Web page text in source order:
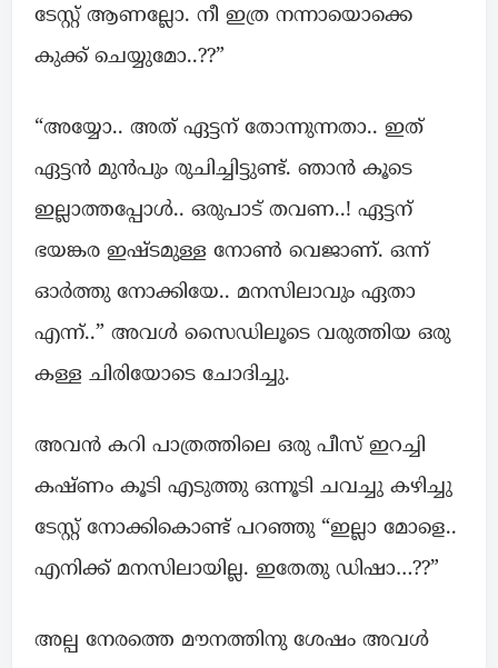
ടേസ്റ്റ് ആണല്ലോ. നീ ഇത്ര നന്നായൊക്കെ
കുക്ക് ചെയ്യുമോ..??”
“അയ്യോ.. അത് ഏട്ടന് തോന്നുന്നതാ.. ഇത്
ഏട്ടൻ മുൻപും രുചിച്ചിട്ടുണ്ട്. ഞാൻ കൂടെ
ഇല്ലാത്തപ്പോൾ.. ഒരുപാട് തവണ..! ഏട്ടന്
ഭയങ്കര ഇഷ്ടമുള്ള നോൺ വെജാണ്. ഒന്ന്
ഓർത്തു നോക്കിയേ.. മനസിലാവും ഏതാ
എന്ന്..” അവൾ സൈഡിലൂടെ വരുത്തിയ ഒരു
കള്ള ചിരിയോടെ ചോദിച്ചു.
അവൻ കറി പാത്രത്തിലെ ഒരു പീസ് ഇറച്ചി
കഷ്ണം കൂടി എടുത്തു ഒന്നൂടി ചവച്ചു കഴിച്ചു
ടേസ്റ്റ് നോക്കികൊണ്ട് പറഞ്ഞു “ഇല്ലാ മോളെ..
എനിക്ക് മനസിലായില്ല. ഇതേതു ഡിഷാ…??”
അല്പ നേരത്തെ മൗനത്തിനു ശേഷം അവൾ